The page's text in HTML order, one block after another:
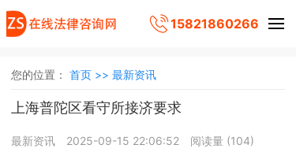
15821860266
您的位置： 首页 >> 最新资讯
上海普陀区看守所接济要求
最新资讯 2025-09-15 22:06:52 阅读量 (104)